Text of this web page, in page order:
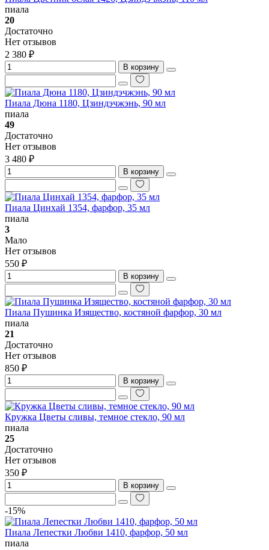
пиала
20
Достаточно
Нет отзывов
2 380 ₽
В корзину
Пиала Дюна 1180, Цзиндэчжэнь, 90 мл
пиала
49
Достаточно
Нет отзывов
3 480 ₽
В корзину
Пиала Цинхай 1354, фарфор, 35 мл
пиала
3
Мало
Нет отзывов
550 ₽
В корзину
Пиала Пушинка Изящество, костяной фарфор, 30 мл
пиала
21
Достаточно
Нет отзывов
850 ₽
В корзину
Кружка Цветы сливы, темное стекло, 90 мл
пиала
25
Достаточно
Нет отзывов
350 ₽
В корзину
-15%
Пиала Лепестки Любви 1410, фарфор, 50 мл
пиала